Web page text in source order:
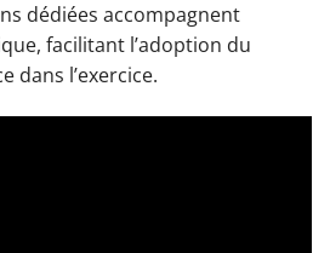
dédiées accompagnent
facilitant l’adoption du
dans l’exercice.